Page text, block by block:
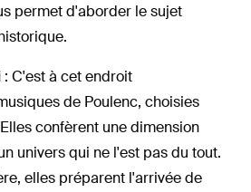
permet d'aborder le sujet
: C'est à cet endroit
de Poulenc, choisies
confèrent une dimension
univers qui ne l'est pas du tout.
elles préparent l'arrivée de